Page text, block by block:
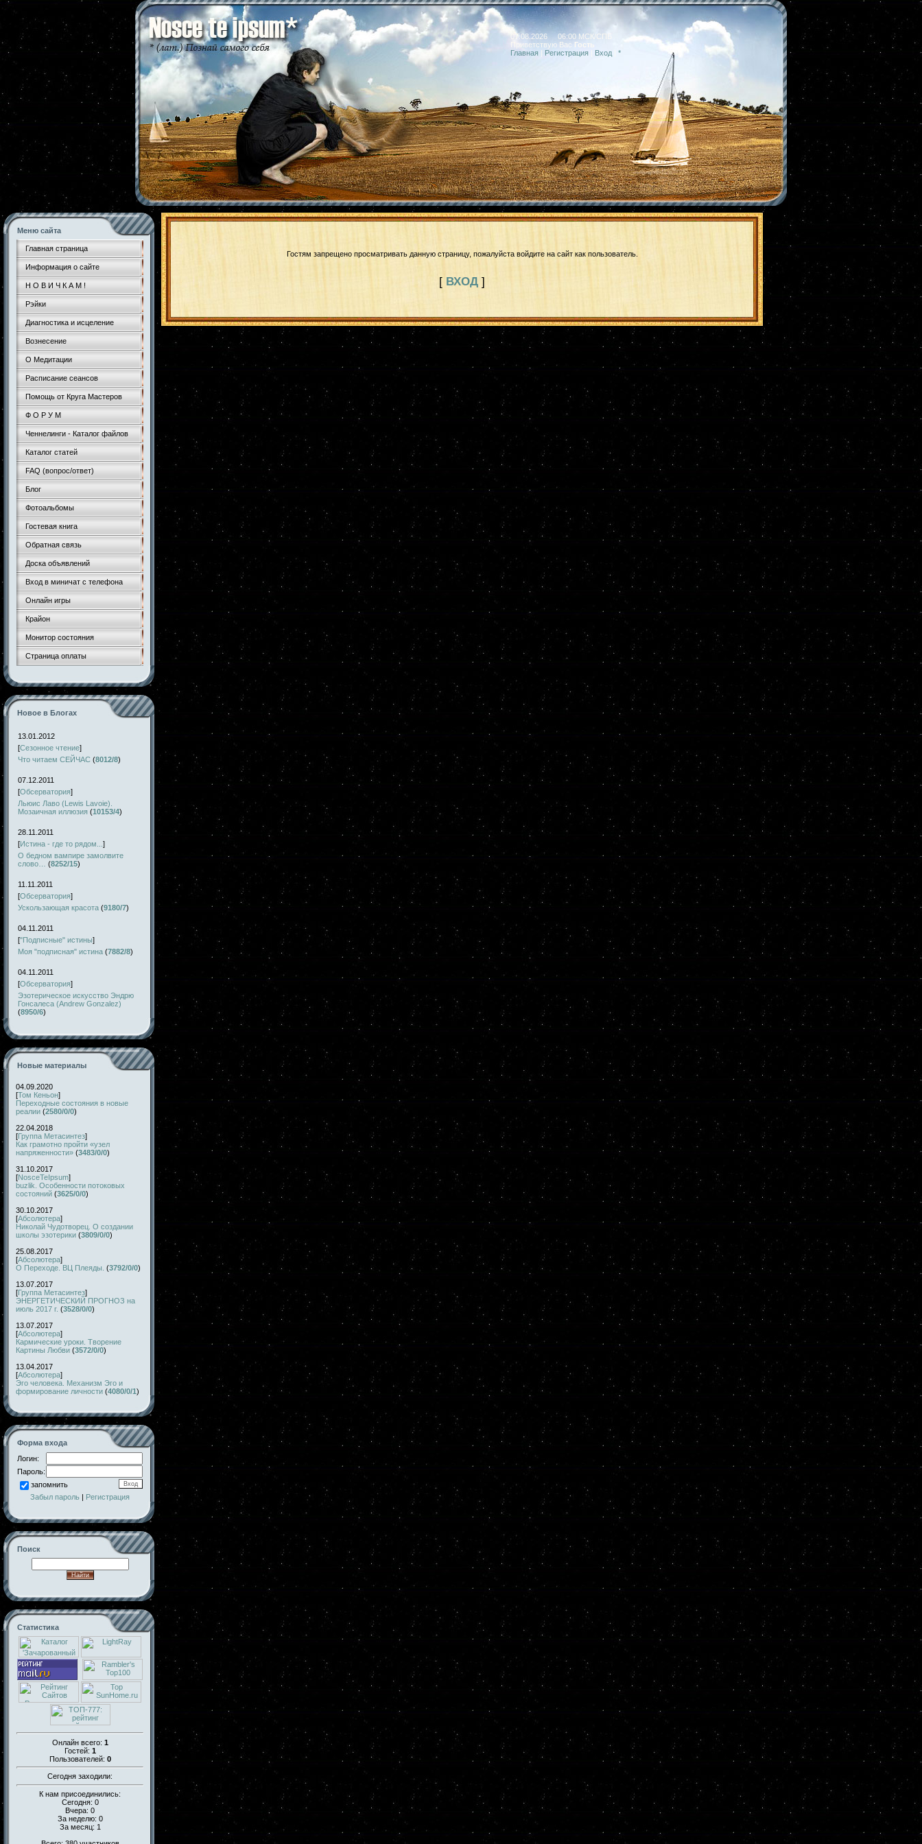
07.08.2026 06:00 МСК/СПБ
Приветствую Вас Гость
Главная | Регистрация Вход *
Меню сайта
Главная страница
Информация о сайте
Н О В И Ч К А М !
Рэйки
Диагностика и исцеление
Вознесение
О Медитации
Расписание сеансов
Помощь от Круга Мастеров
Ф О Р У М
Ченнелинги - Каталог файлов
Каталог статей
FAQ (вопрос/ответ)
Блог
Фотоальбомы
Гостевая книга
Обратная связь
Доска объявлений
Вход в миничат с телефона
Онлайн игры
Крайон
Монитор состояния
Страница оплаты
Новое в Блогах
13.01.2012
[Сезонное чтение]
Что читаем СЕЙЧАС (8012/8)
07.12.2011
[Обсерватория]
Льюис Лаво (Lewis Lavoie).
Мозаичная иллюзия (10153/4)
28.11.2011
[Истина - где то рядом... ]
О бедном вампире замолвите
слово…
(8252/15)
11.11.2011
[Обсерватория]
Ускользающая красота (9180/7)
04.11.2011
["Подписные" истины]
Моя "подписная" истина (7882/8)
04.11.2011
[Обсерватория]
Эзотерическое искусство Эндрю
Гонсалеса (Andrew Gonzalez)
(8950/6)
Новые материалы
04.09.2020
[Том Кеньон]
Переходные состояния в новые
реалии (2580/0/0)
22.04.2018
[Группа Метасинтез]
Как грамотно пройти «узел
напряженности» (3483/0/0)
31.10.2017
[NosceTeIpsum]
buzlik. Особенности потоковых
состояний (3625/0/0)
30.10.2017
[Абсолютера]
Николай Чудотворец. О создании
школы эзотерики (3809/0/0)
25.08.2017
[Абсолютера]
О Переходе. ВЦ Плеяды. (3792/0/0)
13.07.2017
[Группа Метасинтез]
ЭНЕРГЕТИЧЕСКИЙ ПРОГНОЗ на
июль 2017 г. (3528/0/0)
13.07.2017
[Абсолютера]
Кармические уроки. Творение
Картины Любви (3572/0/0)
13.04.2017
[Абсолютера]
Эго человека. Механизм Эго и
формирование личности (4080/0/1)
Форма входа
Логин:
Пароль:
запомнить
Забыл пароль | Регистрация
Поиск
Статистика
Онлайн всего: 1
Гостей: 1
Пользователей: 0
Сегодня заходили:
К нам присоединились:
Сегодня: 0
Вчера: 0
За неделю: 0
За месяц: 1
Гостям запрещено просматривать данную страницу, пожалуйста войдите на сайт как пользователь.
[ ВХОД ]